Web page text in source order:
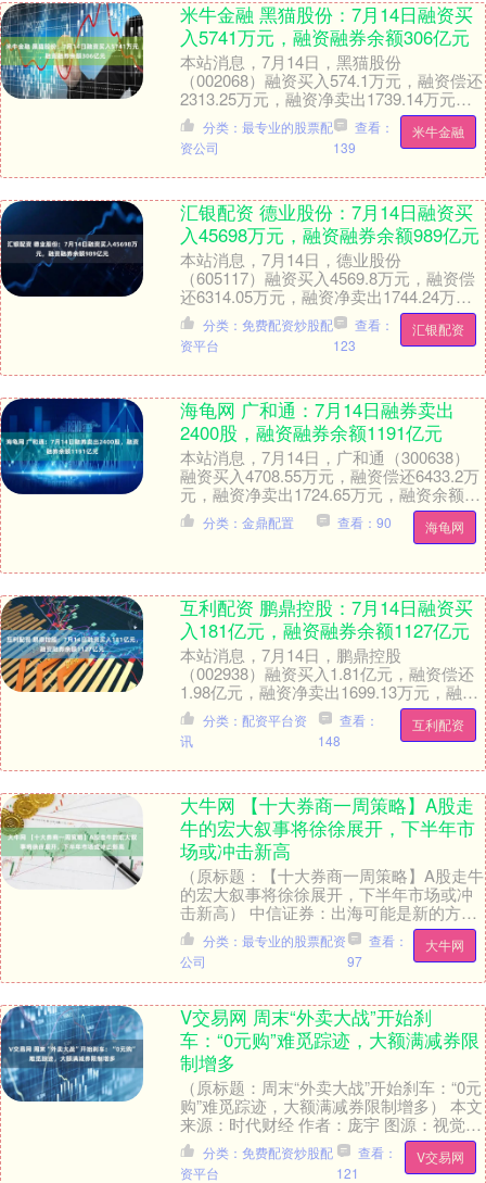
米牛金融 黑猫股份：7月14日融资买
入5741万元，融资融券余额306亿元
本站消息，7月14日，黑猫股份
（002068）融资买入574.1万元，融资偿还
2313.25万元，融资净卖出1739.14万元，
融资余额3.05亿元。 融券方面....
米牛金融
分类：最专业的股票配
资公司
查看：
139
汇银配资 德业股份：7月14日融资买
入45698万元，融资融券余额989亿元
本站消息，7月14日，德业股份
（605117）融资买入4569.8万元，融资偿
还6314.05万元，融资净卖出1744.24万
元，融资余额9.87亿元，近20个....
汇银配资
分类：免费配资炒股配
资平台
查看：
123
海龟网 广和通：7月14日融券卖出
2400股，融资融券余额1191亿元
本站消息，7月14日，广和通（300638）
融资买入4708.55万元，融资偿还6433.2万
元，融资净卖出1724.65万元，融资余额
11.89亿元。 融券方....
海龟网
分类：金鼎配置 查看：90
互利配资 鹏鼎控股：7月14日融资买
入181亿元，融资融券余额1127亿元
本站消息，7月14日，鹏鼎控股
（002938）融资买入1.81亿元，融资偿还
1.98亿元，融资净卖出1699.13万元，融资
余额11.23亿元，近20个交易日中....
互利配资
分类：配资平台资
讯
查看：
148
大牛网 【十大券商一周策略】A股走
牛的宏大叙事将徐徐展开，下半年市
场或冲击新高
（原标题：【十大券商一周策略】A股走牛
的宏大叙事将徐徐展开，下半年市场或冲
击新高） 中信证券：出海可能是新的方向
A股继港股后也逐步转为增量市场，最重要
的是不断....
大牛网
分类：最专业的股票配资
公司
查看：
97
V交易网 周末“外卖大战”开始刹
车：“0元购”难觅踪迹，大额满减券限
制增多
（原标题：周末“外卖大战”开始刹车：“0元
购”难觅踪迹，大额满减券限制增多） 本文
来源：时代财经 作者：庞宇 图源：视觉中
国 数日前，美团（03690.HK）核....
V交易网
分类：免费配资炒股配
资平台
查看：
121